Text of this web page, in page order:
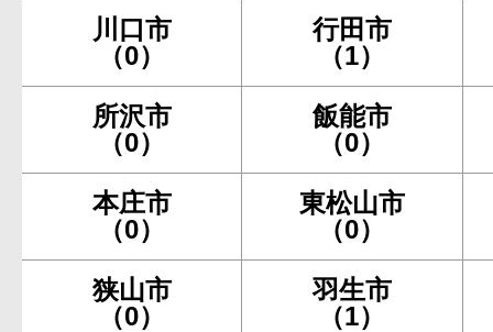
川口市
（0）
行田市
（1）
所沢市
（0）
飯能市
（0）
本庄市
（0）
東松山市
（0）
狭山市
（0）
羽生市
（1）